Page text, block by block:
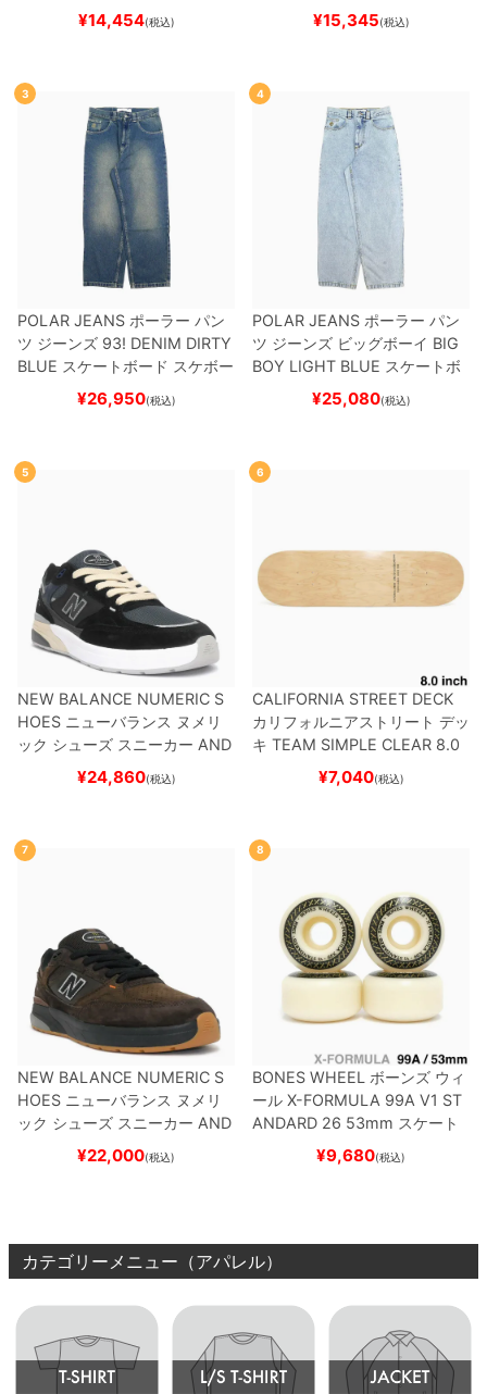
（トリック用）
ード スケボー
¥14,454(税込) ¥15,345(税込)
3
POLAR JEANS ポーラー パン
ツ ジーンズ 93! DENIM DIRTY
BLUE スケートボード スケボー
¥26,950(税込)
4
POLAR JEANS ポーラー パン
ツ ジーンズ ビッグボーイ BIG
BOY LIGHT BLUE スケートボ
ード スケボー
¥25,080(税込)
5
NEW BALANCE NUMERIC S
HOES ニューバランス ヌメリ
ック シューズ スニーカー AND
REW REYNOLDS 933
BLACK/NAVYスケートボ
¥24,860(税込)
6
CALIFORNIA STREET DECK
カリフォルニアストリート デッ
キ TEAM SIMPLE CLEAR 8.0
ブランク（DSM）
ード スケボー
¥7,040(税込)
7
NEW BALANCE NUMERIC S
HOES ニューバランス ヌメリ
ック シューズ スニーカー AND
REW REYNOLDS 933
BROWN/BLACKスケート
¥22,000(税込)
8
BONES WHEEL ボーンズ ウィ
ール X-FORMULA 99A V1 ST
ANDARD 26 53mm スケート
ボード スケボー
¥9,680(税込)
カテゴリーメニュー（アパレル）